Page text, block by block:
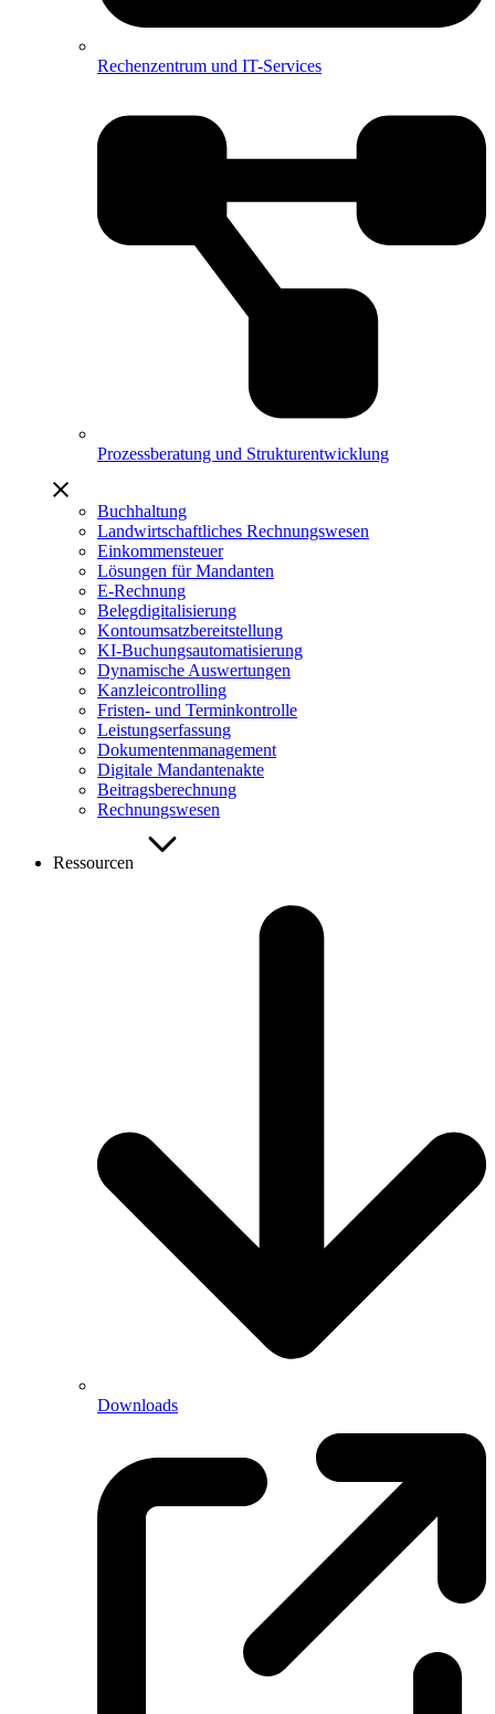
Rechenzentrum und IT-Services
Prozessberatung und Strukturentwicklung
Buchhaltung
Landwirtschaftliches Rechnungswesen
Einkommensteuer
Lösungen für Mandanten
E-Rechnung
Belegdigitalisierung
Kontoumsatzbereitstellung
KI-Buchungsautomatisierung
Dynamische Auswertungen
Kanzleicontrolling
Fristen- und Terminkontrolle
Leistungserfassung
Dokumentenmanagement
Digitale Mandantenakte
Beitragsberechnung
Rechnungswesen
Ressourcen
Downloads